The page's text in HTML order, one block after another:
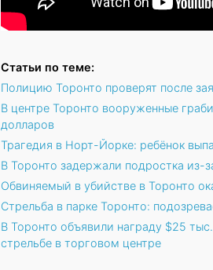
Статьи по теме:
Полицию Торонто проверят после
В центре Торонто вооруженные
долларов
Трагедия в Норт-Йорке: ребёнок
В Торонто задержали подростка
Обвиняемый в убийстве в Торонто
Стрельба в парке Торонто:
В Торонто объявили награду $25
стрельбе в торговом центре